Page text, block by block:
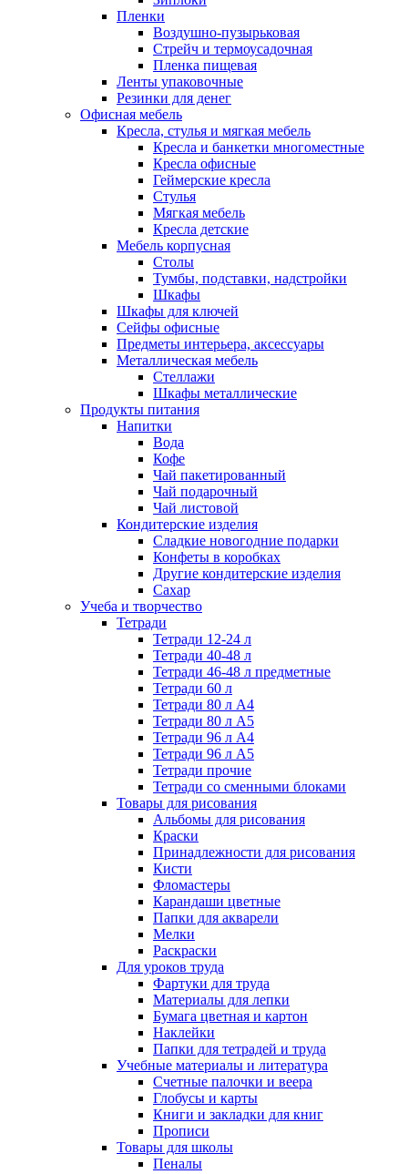
Пленки
Воздушно-пузырьковая
Стрейч и термоусадочная
Пленка пищевая
Ленты упаковочные
Резинки для денег
Офисная мебель
Кресла, стулья и мягкая мебель
Кресла и банкетки многоместные
Кресла офисные
Геймерские кресла
Стулья
Мягкая мебель
Кресла детские
Мебель корпусная
Столы
Тумбы, подставки, надстройки
Шкафы
Шкафы для ключей
Сейфы офисные
Предметы интерьера, аксессуары
Металлическая мебель
Стеллажи
Шкафы металлические
Продукты питания
Напитки
Вода
Кофе
Чай пакетированный
Чай подарочный
Чай листовой
Кондитерские изделия
Сладкие новогодние подарки
Конфеты в коробках
Другие кондитерские изделия
Сахар
Учеба и творчество
Тетради
Тетради 12-24 л
Тетради 40-48 л
Тетради 46-48 л предметные
Тетради 60 л
Тетради 80 л А4
Тетради 80 л А5
Тетради 96 л А4
Тетради 96 л А5
Тетради прочие
Тетради со сменными блоками
Товары для рисования
Альбомы для рисования
Краски
Принадлежности для рисования
Кисти
Фломастеры
Карандаши цветные
Папки для акварели
Мелки
Раскраски
Для уроков труда
Фартуки для труда
Материалы для лепки
Бумага цветная и картон
Наклейки
Папки для тетрадей и труда
Учебные материалы и литература
Счетные палочки и веера
Глобусы и карты
Книги и закладки для книг
Прописи
Товары для школы
Пеналы